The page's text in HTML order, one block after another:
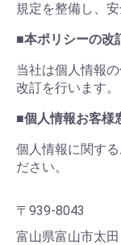
規定を整備し、
■本ポリシーの改
当社は個人情報
改訂を行います。
■個人情報お客様
個人情報に関す
ださい。
〒939-8043
富山県富山市太